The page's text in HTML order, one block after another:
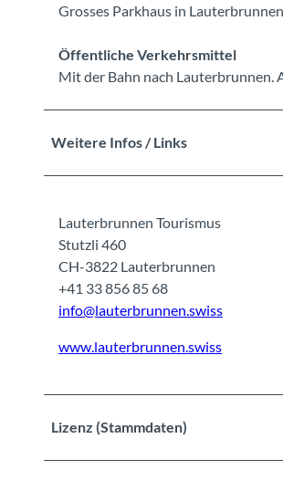
Grosses Parkhaus in
Öffentliche Verkehrsmittel
Mit der Bahn nach Lauterbrunnen.
Weitere Infos / Links
Lauterbrunnen Tourismus
Stutzli 460
CH-3822 Lauterbrunnen
+41 33 856 85 68
info@lauterbrunnen.swiss
www.lauterbrunnen.swiss
Lizenz (Stammdaten)